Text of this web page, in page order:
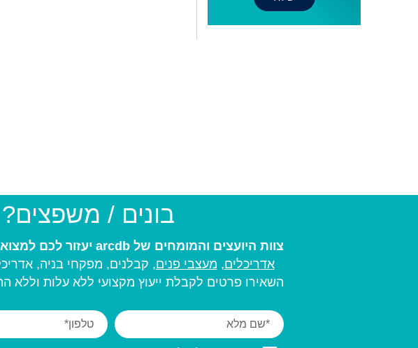
בונים /
צוות היועצים והמומחים של arcdb יעזור לכם למצוא את בעל המקצוע המתאים ביותר עבורכם:
אדריכלים, מעצבי פנים, קבלנים, מפקחי בניה,
השאירו פרטים לקבלת ייעוץ מקצועי ללא עלות וללא